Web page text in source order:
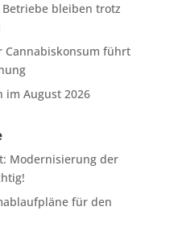
bleiben trotz
Cannabiskonsum führt
im August 2026
Modernisierung der
für den